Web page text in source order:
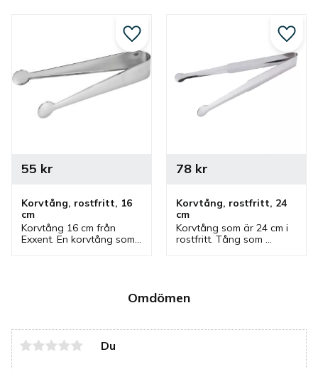
Omdömen
Du
Korvtång, rostfritt, 16
cm
Korvtång 16 cm från
Exxent. En korvtång som
55 kr
Lägg till i favoriter
Korvtång, rostfritt, 24
cm
Korvtång som är 24 cm i
rostfritt. Tång som
78kr
Lägg